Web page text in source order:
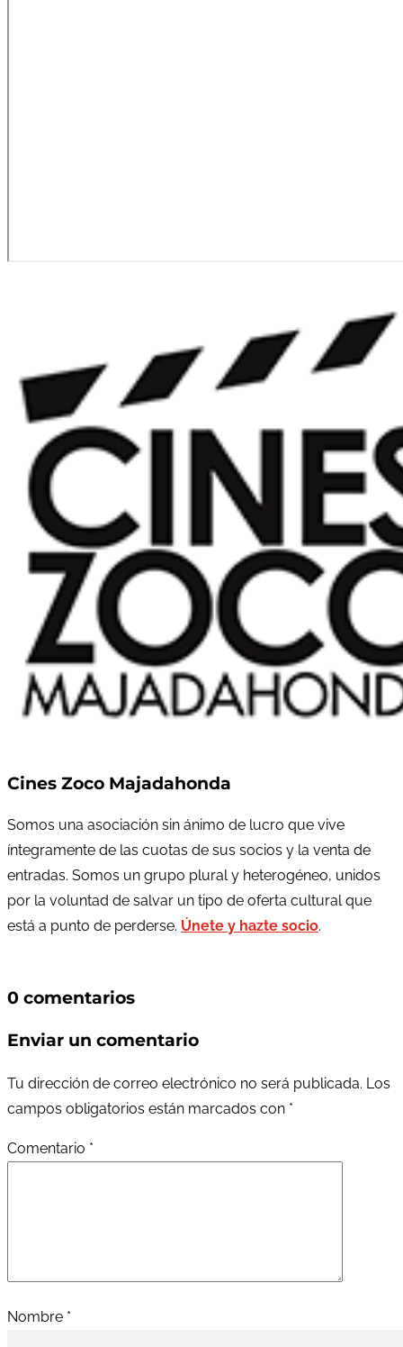
Cines Zoco Majadahonda
Somos una asociación sin ánimo de lucro que vive
íntegramente de las cuotas de sus socios y la venta de
entradas. Somos un grupo plural y heterogéneo, unidos
por la voluntad de salvar un tipo de oferta cultural que
está a punto de perderse. Únete y hazte socio.
0 comentarios
Enviar un comentario
Tu dirección de correo electrónico no será publicada. Los
campos obligatorios están marcados con *
Comentario *
Nombre *